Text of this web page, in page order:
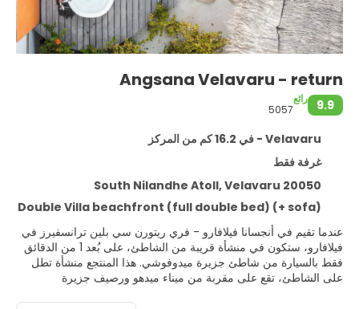
Angsana Velavaru - return
9.9
رائع
5057
Velavaru - في 16.2 كم من المركز
غرفة فقط
South Nilandhe Atoll, Velavaru 20050
Double Villa beachfront (full double bed) (+ sofa)
عندما تقيم في أنجسانا فيلافارو - فري ريتورن سي بلين ترانسفيرز في
فيلافارو، ستكون في منشأة قريبة من الشاطئ، على بُعد 1 من الدقائق
فقط بالسيارة من شاطئ جزيرة ميدوفوشي. هذا المنتجع منشأة تطل
على الشاطئ، تقع على مقربة من ميناء ميدهو ورصيف جزيرة